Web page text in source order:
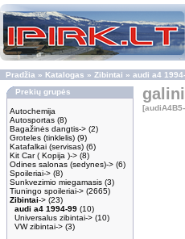
Pradžia » Katalogas » Zibintai » audi a4
Prekių grupės
Autochemija
Autosportas (8)
Bagažinės dangtis-> (2)
Groteles (tinklelis) (9)
Katafalkai (servisas) (6)
Kit Car ( Kopija )-> (8)
Odines salonas (sedynes)-> (6)
Spoileriai-> (8)
Sunkvezimio miegamasis (3)
Tiuningo spoileriai-> (2665)
Zibintai-> (23)
audi a4 1994-99 (10)
Universalus zibintai-> (10)
VW zibintai-> (3)